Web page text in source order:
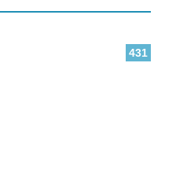
431